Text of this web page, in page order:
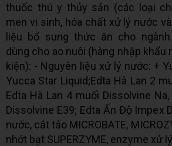
thuốc thú y thủy sản (các loại
men vi sinh, hóa chất xử lý nước
liệu bổ sung thức ăn cho
dùng cho ao nuôi (hàng nhập khẩu
kiện): - Nguyên liệu xử lý nước: +
Yucca Star Liquid;Edta Hà Lan 2
Edta Hà Lan 4 muối Dissolvine
Dissolvine E39; Edta Ấn Độ Impex
nước, cắt tảo MICROBATE,
nhớt bạt SUPERZYME, enzyme xử